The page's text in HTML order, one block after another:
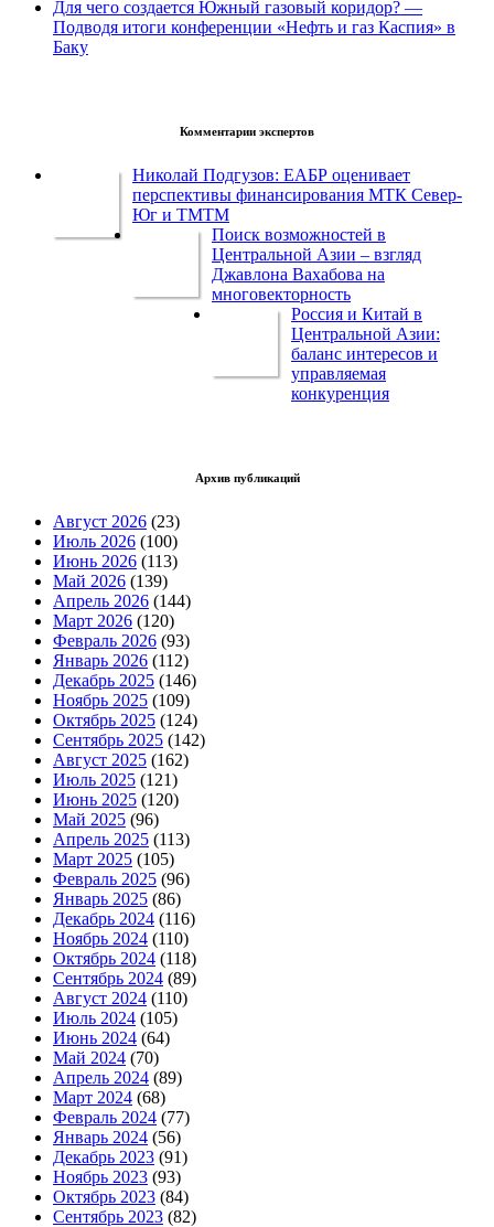
Для чего создается Южный газовый коридор? —
Подводя итоги конференции «Нефть и газ Каспия» в
Баку
Комментарии экспертов
Николай Подгузов: ЕАБР оценивает
перспективы финансирования МТК Север-
Юг и ТМТМ
Поиск возможностей в
Центральной Азии – взгляд
Джавлона Вахабова на
многовекторность
Россия и Китай в
Центральной Азии:
баланс интересов и
управляемая
конкуренция
Архив публикаций
Август 2026 (23)
Июль 2026 (100)
Июнь 2026 (113)
Май 2026 (139)
Апрель 2026 (144)
Март 2026 (120)
Февраль 2026 (93)
Январь 2026 (112)
Декабрь 2025 (146)
Ноябрь 2025 (109)
Октябрь 2025 (124)
Сентябрь 2025 (142)
Август 2025 (162)
Июль 2025 (121)
Июнь 2025 (120)
Май 2025 (96)
Апрель 2025 (113)
Март 2025 (105)
Февраль 2025 (96)
Январь 2025 (86)
Декабрь 2024 (116)
Ноябрь 2024 (110)
Октябрь 2024 (118)
Сентябрь 2024 (89)
Август 2024 (110)
Июль 2024 (105)
Июнь 2024 (64)
Май 2024 (70)
Апрель 2024 (89)
Март 2024 (68)
Февраль 2024 (77)
Январь 2024 (56)
Декабрь 2023 (91)
Ноябрь 2023 (93)
Октябрь 2023 (84)
Сентябрь 2023 (82)